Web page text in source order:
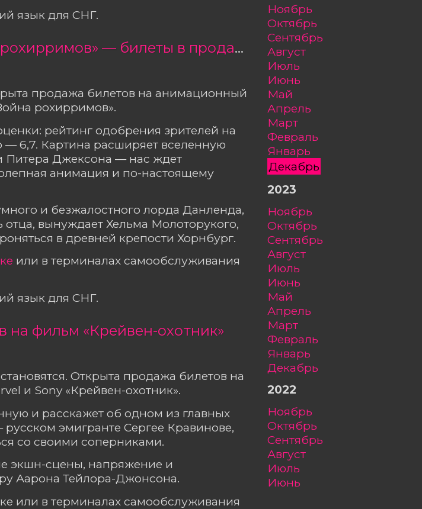
язык для СНГ.
«Властелин колец: Война рохирримов» — билеты в продаже
продажа билетов на анимационный
рохирримов».
рейтинг одобрения зрителей на
6,7. Картина расширяет вселенную
Питера Джексона — нас ждет
анимация и по-настоящему
и безжалостного лорда Данленда,
вынуждает Хельма Молоторукого,
в древней крепости Хорнбург.
или в терминалах самообслуживания
язык для СНГ.
на фильм «Крейвен-охотник»
Открыта продажа билетов на
и Sony «Крейвен-охотник».
и расскажет об одном из главных
эмигранте Сергее Кравинове,
со своими соперниками.
экшн-сцены, напряжение и
Аарона Тейлора-Джонсона.
или в терминалах самообслуживания
ноябрь
октябрь
сентябрь
август
июль
июнь
май
апрель
март
февраль
январь
декабрь
2023
ноябрь
октябрь
сентябрь
август
июль
июнь
май
апрель
март
февраль
январь
декабрь
2022
ноябрь
октябрь
сентябрь
август
июль
июнь